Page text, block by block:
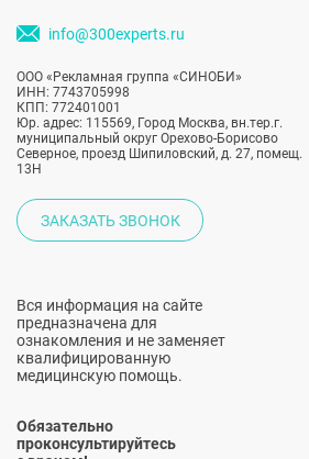
info@300experts.ru
ООО «Рекламная группа «СИНОБИ»
ИНН: 7743705998
КПП: 772401001
Юр. адрес: 115569, Город Москва, вн.тер.г.
муниципальный округ Орехово-Борисово
Северное, проезд Шипиловский, д. 27, помещ.
13Н
ЗАКАЗАТЬ ЗВОНОК
Вся информация на сайте
предназначена для
ознакомления и не заменяет
квалифицированную
медицинскую помощь.
Обязательно
проконсультируйтесь